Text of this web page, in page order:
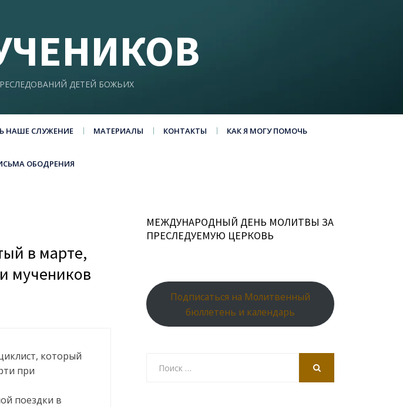
ДЕТЕЙ БОЖЬИХ
НАШЕ СЛУЖЕНИЕ МАТЕРИАЛЫ КОНТАКТЫ КАК Я МОГУ ПОМОЧЬ
ОБОДРЕНИЯ
в марте,
мучеников
который
при
поездки в
МЕЖДУНАРОДНЫЙ ДЕНЬ МОЛИТВЫ ЗА
ПРЕСЛЕДУЕМУЮ ЦЕРКОВЬ
Подписаться на Молитвенный
бюллетень и календарь